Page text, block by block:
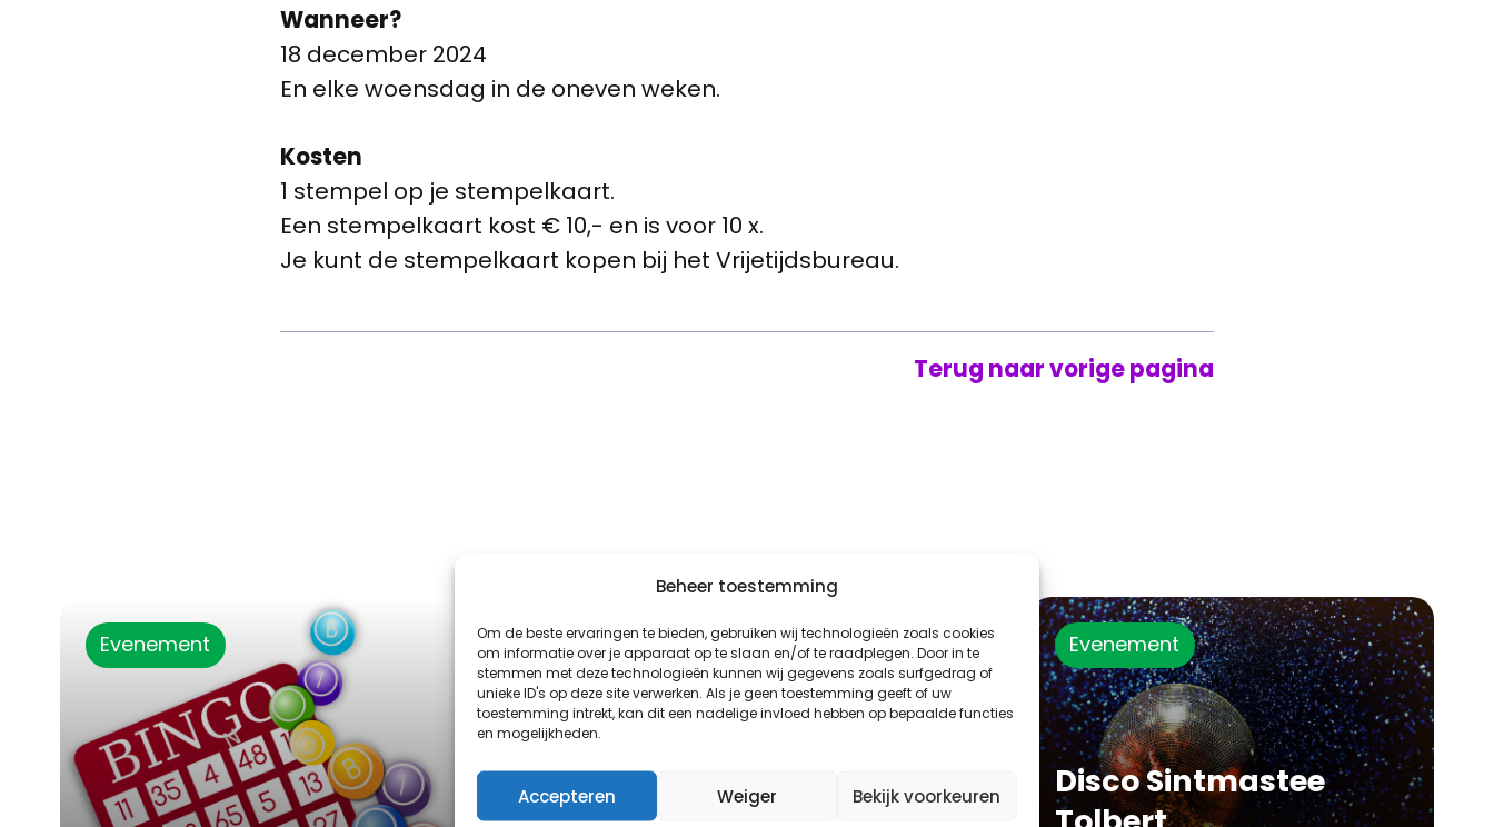
Beheer toestemming
Om de beste ervaringen te bieden, gebruiken wij technologieën zoals cookies
om informatie over je apparaat op te slaan en/of te raadplegen. Door in te
stemmen met deze technologieën kunnen wij gegevens zoals surfgedrag of
unieke ID's op deze site verwerken. Als je geen toestemming geeft of uw
toestemming intrekt, kan dit een nadelige invloed hebben op bepaalde functies
en mogelijkheden.
Accepteren Weiger Bekijk voorkeuren
Wanneer?
18 december 2024
En elke woensdag in de oneven weken.
Kosten
1 stempel op je stempelkaart.
Een stempelkaart kost € 10,- en is voor 10 x.
Je kunt de stempelkaart kopen bij het Vrijetijdsbureau.
Terug naar vorige pagina
Evenement Evenement Evenement
Disco Sintmastee